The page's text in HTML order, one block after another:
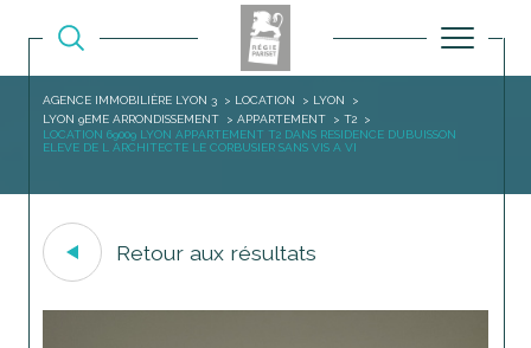
AGENCE IMMOBILIÈRE LYON 3 LOCATION
LYON
LYON 9EME ARRONDISSEMENT
APPARTEMENT
T2
LOCATION 69009 LYON APPARTEMENT T2 DANS RESIDENCE DUBUISSON
ELEVE DE L ARCHITECTE LE CORBUSIER SANS VIS A VI
Retour aux résultats